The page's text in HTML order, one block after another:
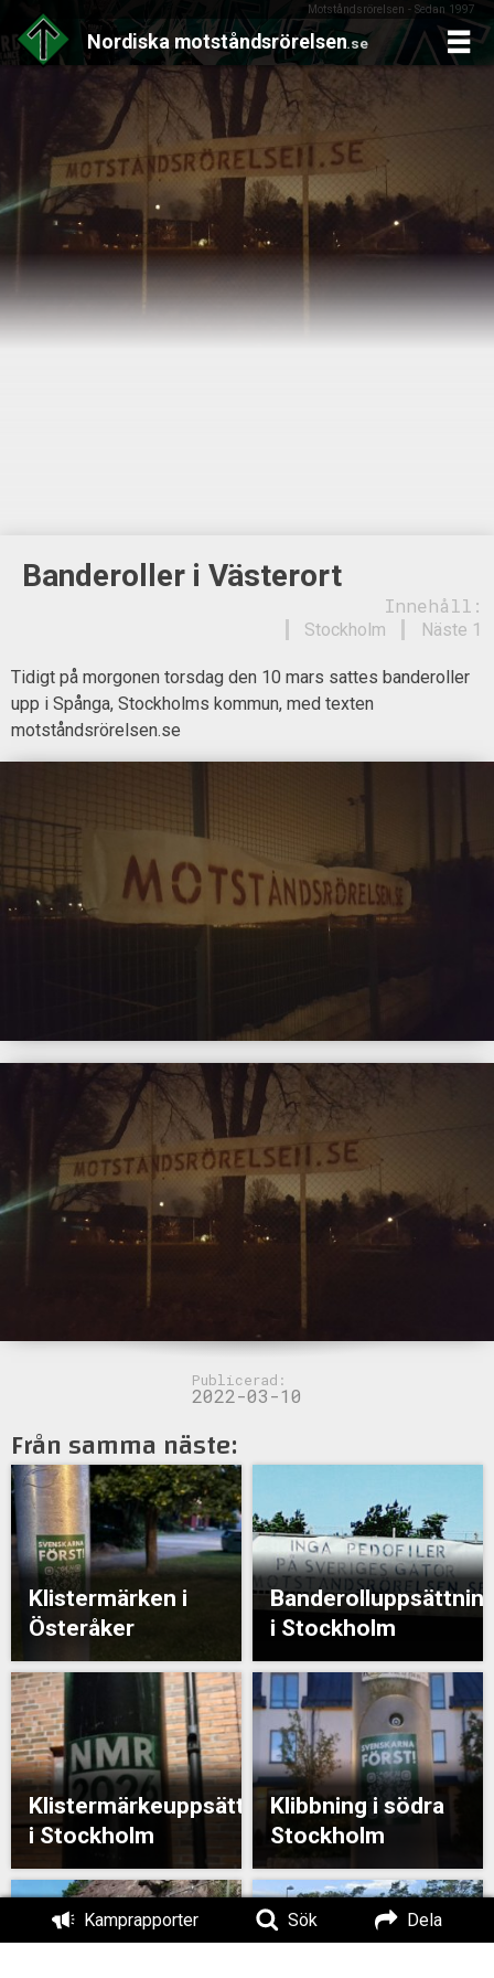
Motståndsrörelsen - Sedan 1997
Nordiska motståndsrörelsen.se
Kamprapporter Sök Dela
Skip
to
content
Banderoller i Västerort
Innehåll:
Näste 1
Stockholm
Tidigt på morgonen torsdag den 10 mars sattes banderoller
upp i Spånga, Stockholms kommun, med texten
motståndsrörelsen.se
Publicerad:
2022-03-10
Från samma näste:
Klistermärken i
Österåker
i Stockholm
Klistermärkeuppsättning
i Stockholm
Klibbning i södra
Stockholm